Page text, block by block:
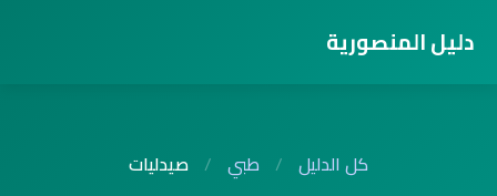
دليل المنصورية
كل الدليل / طبي / صيدليات